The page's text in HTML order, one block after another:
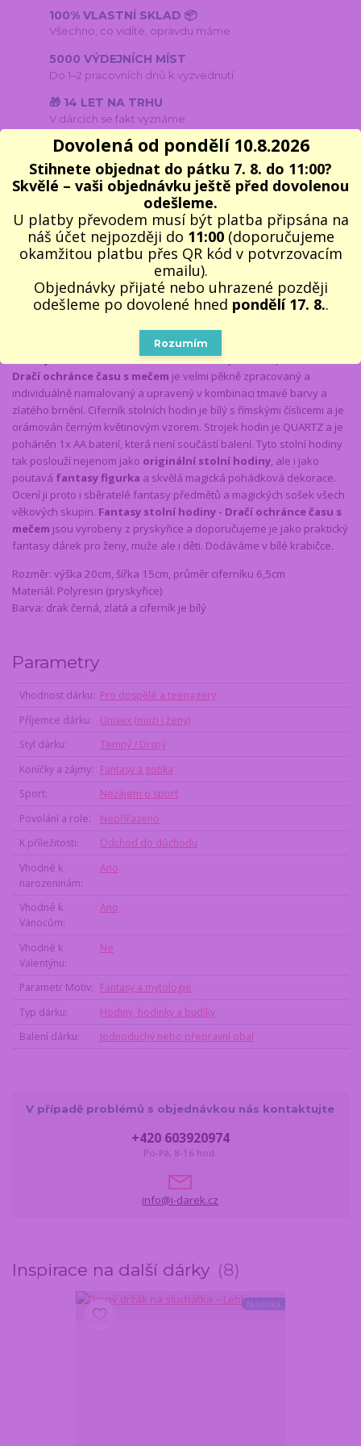
100% VLASTNÍ SKLAD 📦
Všechno, co vidíte, opravdu máme
5000 VÝDEJNÍCH MÍST
Do 1–2 pracovních dnů k vyzvednutí
🎁 14 LET NA TRHU
V dárcích se fakt vyznáme
Kompletní specifikace
Parametry
Komentáře 1 Inspirace na další dárky 8
Kompletní specifikace
draka ve zlaté zbroji s mečem, který chrání čas. Tyto
osloví každého obdivovatele fantasy žánru a pohádek.
Dračí ochránce času s mečem je velmi pěkně zpracovaný a
individuálně namalovaný a upravený v kombinaci tmavé barvy a
zlatého brnění. Ciferník stolních hodin je bílý s římskými číslicemi a je
orámován černým květinovým vzorem. Strojek hodin je QUARTZ a je
poháněn 1x AA baterií, která není součástí balení. Tyto stolní hodiny
tak poslouží nejenom jako originální stolní hodiny, ale i jako
poutavá fantasy figurka a skvělá magická pohádková dekorace.
Ocení ji proto i sběratelé fantasy předmětů a magických sošek všech
věkových skupin. Fantasy stolní hodiny - Dračí ochránce času s
mečem jsou vyrobeny z pryskyřice a doporučujeme je jako praktický
fantasy dárek pro ženy, muže ale i děti. Dodáváme v bílé krabičce.
Rozměr: výška 20cm, šířka 15cm, průměr ciferníku 6,5cm
Materiál: Polyresin (pryskyřice)
Barva: drak černá, zlatá a ciferník je bílý
Parametry
Vhodnost dárku
Pro dospělé a teenagery
Příjemce dárku
Unisex (muži i ženy)
Styl dárku
Temný / Drsný
Koníčky a zájmy
Fantasy a gotika
Sport
Nezájem o sport
Povolání a role
Nepřířazeno
K příležitosti
Odchod do důchodu
Vhodné k
narozeninám
Ano
Vhodné k
Vánocům
Ano
Vhodné k
Valentýnu
Ne
Parametr Motiv
Fantasy a mytologie
Typ dárku
Hodiny, hodinky a budíky
Balení dárku
Jednoduchý nebo přepravní obal
V případě problémů s objednávkou nás kontaktujte
+420 603920974
Po-Pá, 8-16 hod.
info@i-darek.cz
Inspirace na další dárky 8
Novinka
Dovolená od pondělí 10.8.2026
Stihnete objednat do pátku 7. 8. do 11:00?
Skvělé – vaši objednávku ještě před dovolenou
odešleme.
U platby převodem musí být platba připsána na
náš účet nejpozději do 11:00(doporučujeme
okamžitou platbu přes QR kód v potvrzovacím
emailu).
Objednávky přijaté nebo uhrazené později
odešleme po dovolené hned pondělí 17. 8..
Rozumím